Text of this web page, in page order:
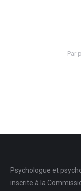
Par
Psychologue et
inscrite à la